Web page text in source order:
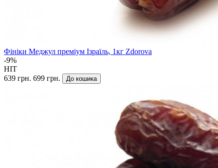
Фініки Меджул преміум Ізраїль, 1кг Zdorova
-9%
HIT
639 грн. 699 грн. До кошика